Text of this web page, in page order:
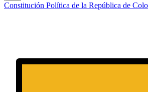
Constitución Política de la República de